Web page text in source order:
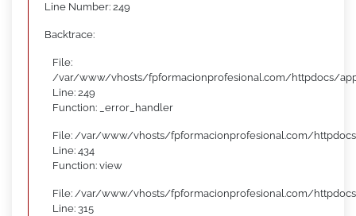
Line Number: 249
Backtrace:
File:
/var/www/vhosts/fpformacionprofesional.com/httpdocs/
Line: 249
Function: _error_handler
File: /var/www/vhosts/fpformacionprofesional.com/
Line: 434
Function: view
File: /var/www/vhosts/fpformacionprofesional.com/
Line: 315